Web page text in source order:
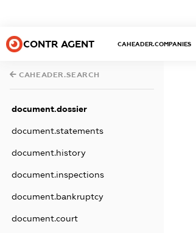
CONTR AGENT CAHEADER.COMPANIES
CAHEADER.SEARCH
document.dossier
document.statements
document.history
document.inspections
document.bankruptcy
document.court